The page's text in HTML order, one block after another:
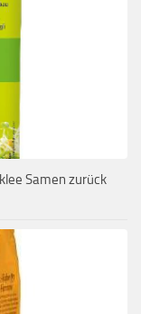
Samen zurück